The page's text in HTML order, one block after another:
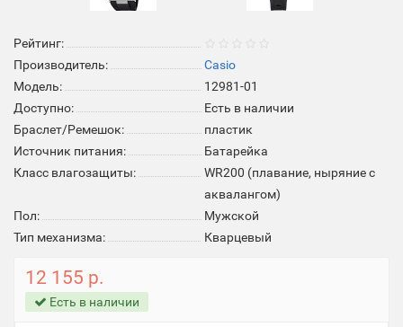
Рейтинг:
Производитель:
Casio
Модель:
12981-01
Доступно:
Есть в наличии
Браслет/Ремешок:
пластик
Источник питания:
Батарейка
Класс влагозащиты:
WR200 (плавание, ныряние c
аквалангом)
Пол:
Мужской
Тип механизма:
Кварцевый
12 155 р.
Есть в наличии